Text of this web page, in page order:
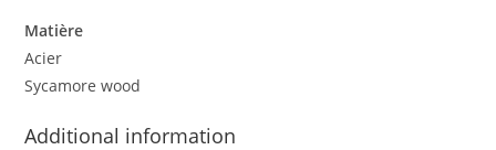
Matière
Acier
Sycamore wood
Additional information